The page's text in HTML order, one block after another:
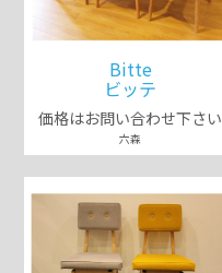
Bitte
ビッテ
価格はお問い合わせ下さい
六森